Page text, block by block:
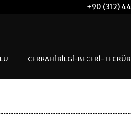
+90 (312)
CERRAHİ BİLGİ-BECERİ-